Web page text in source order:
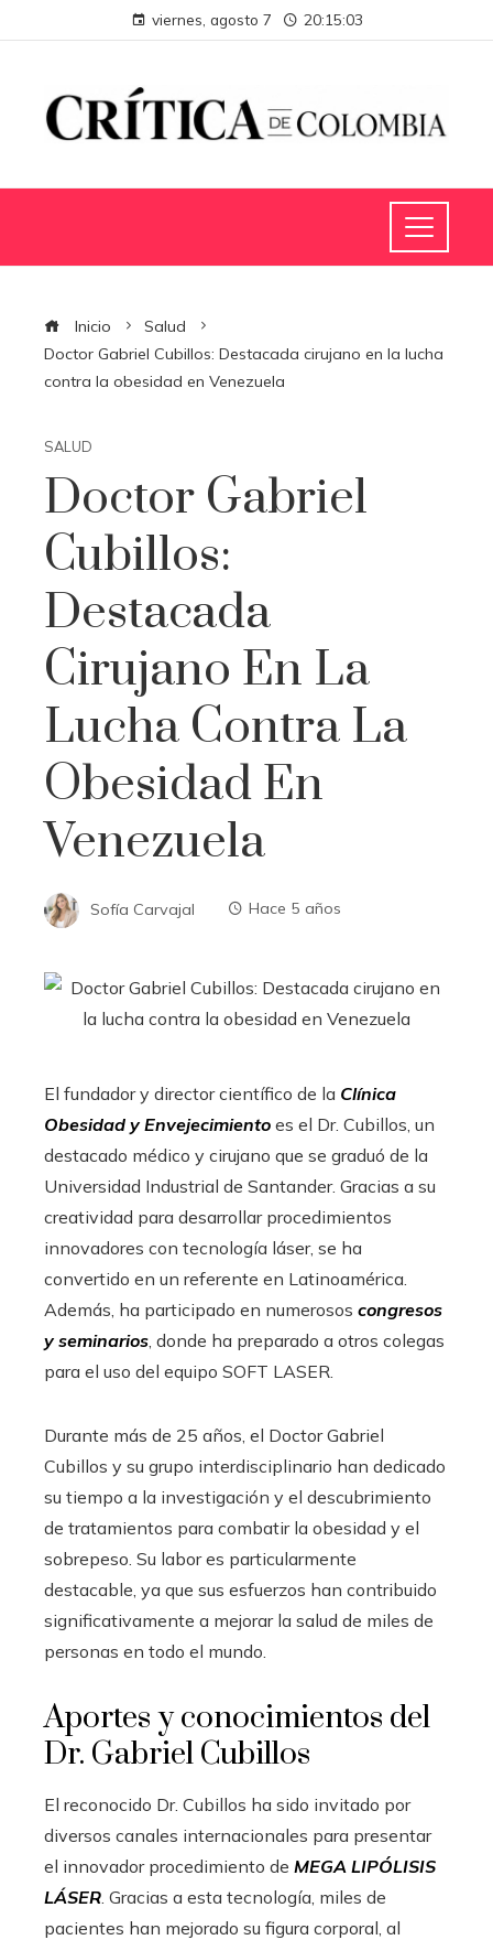
viernes, agosto 7 20:15:04
Inicio
Salud
Doctor Gabriel Cubillos: Destacada cirujano en la lucha
contra la obesidad en Venezuela
SALUD
Doctor Gabriel
Cubillos:
Destacada
Cirujano En La
Lucha Contra La
Obesidad En
Venezuela
Sofía Carvajal Hace 5 años
El fundador y director científico de la Clínica
Obesidad y Envejecimiento es el Dr. Cubillos, un
destacado médico y cirujano que se graduó de la
Universidad Industrial de Santander. Gracias a su
creatividad para desarrollar procedimientos
innovadores con tecnología láser, se ha
convertido en un referente en Latinoamérica.
Además, ha participado en numerosos congresos
y seminarios , donde ha preparado a otros colegas
para el uso del equipo SOFT LASER.
Durante más de 25 años, el Doctor Gabriel
Cubillos y su grupo interdisciplinario han dedicado
su tiempo a la investigación y el descubrimiento
de tratamientos para combatir la obesidad y el
sobrepeso. Su labor es particularmente
destacable, ya que sus esfuerzos han contribuido
significativamente a mejorar la salud de miles de
personas en todo el mundo.
Aportes y conocimientos del
Dr. Gabriel Cubillos
El reconocido Dr. Cubillos ha sido invitado por
diversos canales internacionales para presentar
el innovador procedimiento de MEGA LIPÓLISIS
LÁSER . Gracias a esta tecnología, miles de
pacientes han mejorado su figura corporal, al